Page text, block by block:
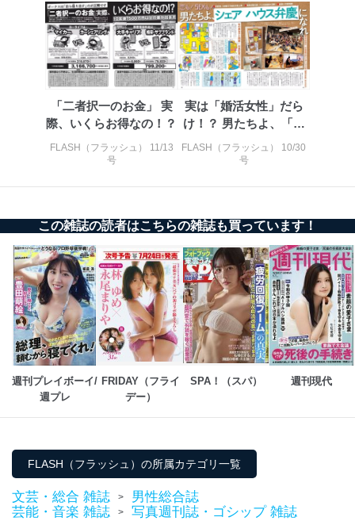
個人情報保護マネジメントシステムの継続的改善
当社は、内部監査及びマネジメントレビューの機会を通
じて、個人情報保護マネジメントシステムを継続的に改
善し、常に最良の状態を維持します。
苦情及び相談受付け窓口
貴殿の個人情報及び当社の個人情報保護マネジメントシ
ステムに関するご相談及び苦情については以下までご連
絡ください。
係
FAX：03-5459-7073
e-mail：cs@fujisan.co.jp
改訂：2025年2月20日
制定：2005年4月1日
株式会社富士山マガジンサービス
代表取締役会長 西野 伸一郎
個人情報の取扱いについて
１．個人情報保護管理者
用・提供・管理いたします。
株式会社富士山マガジンサービス
代表取締役会長 西野 伸一郎
「二者択一のお金」 実
際、いくらお得なの！？
FLASH（フラッシュ） 11/13
号
実は「婚活女性」だら
け！？ 男たちよ、「シ
ェアハウス弁...
FLASH（フラッシュ） 10/30
号
この雑誌の読者はこちらの雑誌も買っています！
週刊プレイボーイ/
週プレ
FRIDAY（フライ
デー）
SPA！（スパ） 週刊現代
FLASH（フラッシュ）の所属カテゴリ一覧
文芸・総合 雑誌 >
男性総合誌
芸能・音楽 雑誌
> 写真週刊誌・ゴシップ 雑誌